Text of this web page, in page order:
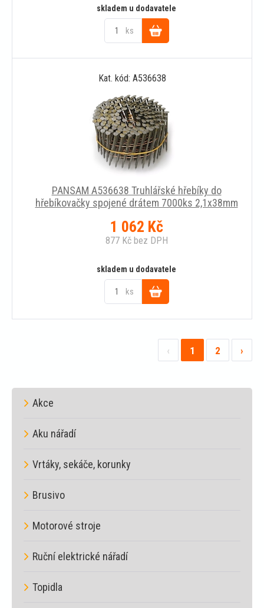
skladem u dodavatele
ks
Do
košíku
Kat. kód: A536638
PANSAM A536638 Truhlářské hřebíky do
hřebíkovačky spojené drátem 7000ks 2,1x38mm
1 062 Kč
877 Kčbez DPH
skladem u dodavatele
ks
Do
košíku
‹ 1 2 ›
Akce
Aku nářadí
Vrtáky, sekáče, korunky
Brusivo
Motorové stroje
Ruční elektrické nářadí
Topidla